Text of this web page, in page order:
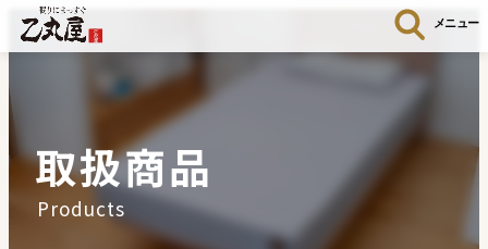
メニュー
取扱商品
Products